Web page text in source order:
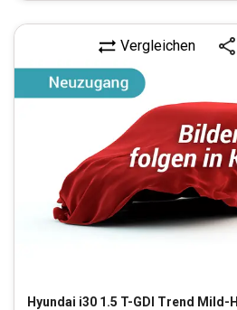
Hyundai i30 1.5 T-GDI Trend Mild-Hybrid (EURO 6d)(OPF)
Vergleichen